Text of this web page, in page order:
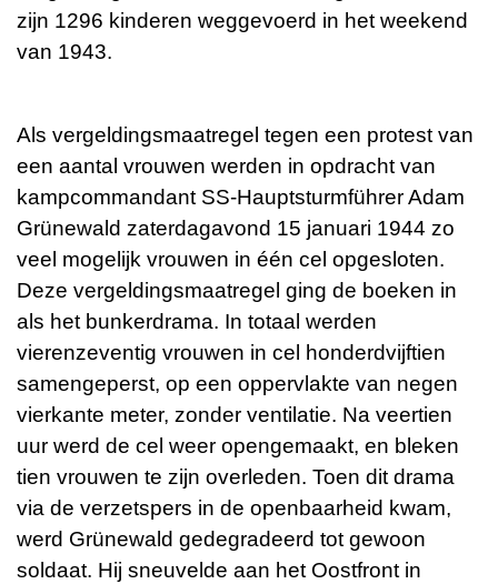
zijn 1296 kinderen weggevoerd in het weekend
van 1943.
Als vergeldingsmaatregel tegen een protest van
een aantal vrouwen werden in opdracht van
kampcommandant SS-Hauptsturmführer Adam
Grünewald zaterdagavond 15 januari 1944 zo
veel mogelijk vrouwen in één cel opgesloten.
Deze vergeldingsmaatregel ging de boeken in
als het bunkerdrama. In totaal werden
vierenzeventig vrouwen in cel honderdvijftien
samengeperst, op een oppervlakte van negen
vierkante meter, zonder ventilatie. Na veertien
uur werd de cel weer opengemaakt, en bleken
tien vrouwen te zijn overleden. Toen dit drama
via de verzetspers in de openbaarheid kwam,
werd Grünewald gedegradeerd tot gewoon
soldaat. Hij sneuvelde aan het Oostfront in